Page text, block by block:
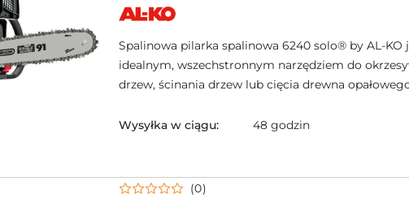
NAZWA
PRODUCENTA:
KO
Spalinowa pilarka spalinowa 6240 solo® by AL-KO
idealnym, wszechstronnym narzędziem do
drzew, ścinania drzew lub cięcia drewna
Wysyłka w ciągu: 48 godzin
(0)